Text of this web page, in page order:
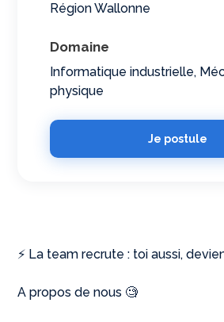
⚡️ La team recrute : toi aussi,
A propos de nous 🧐
Région Wallonne
Domaine
Informatique industrielle,
physique
Je postule